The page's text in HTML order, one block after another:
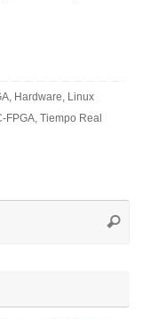
, Hardware, Linux
FPGA, Tiempo Real